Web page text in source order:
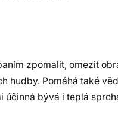
zpomalit, omezit
hudby. Pomáhá také
účinná bývá i teplá